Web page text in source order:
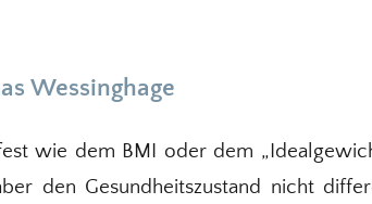
Wessinghage
wie dem BMI oder dem
den Gesundheitszustand nicht